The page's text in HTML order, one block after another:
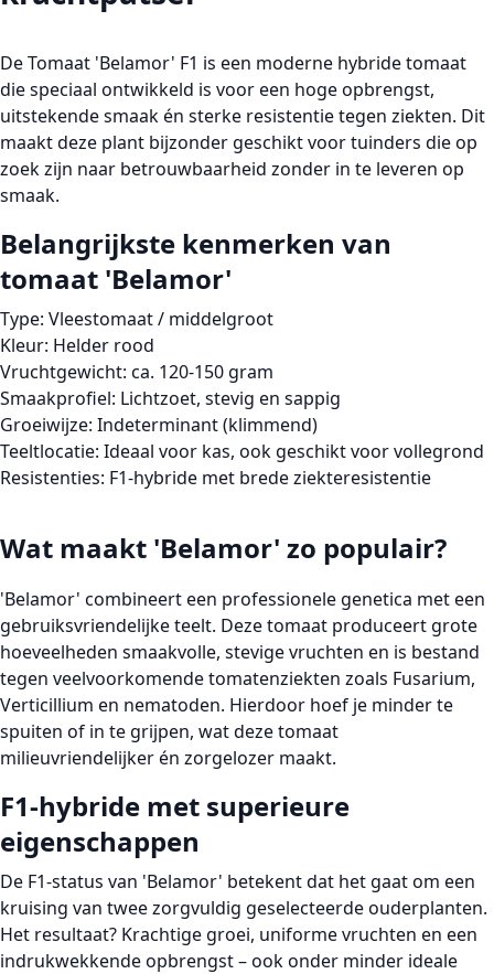
DeTomaat 'Belamor' F1 is een moderne hybride tomaat
die speciaal ontwikkeld is voor een hoge opbrengst,
uitstekende smaak én sterke resistentie tegen ziekten. Dit
maakt deze plant bijzonder geschikt voor tuinders die op
zoek zijn naar betrouwbaarheid zonder in te leveren op
smaak.
Belangrijkste kenmerken van
tomaat 'Belamor'
Type: Vleestomaat / middelgroot
Kleur: Helder rood
Vruchtgewicht: ca. 120-150 gram
Smaakprofiel: Lichtzoet, stevig en sappig
Groeiwijze: Indeterminant (klimmend)
Teeltlocatie: Ideaal voor kas, ook geschikt voor vollegrond
Resistenties: F1-hybride met brede ziekteresistentie
Wat maakt 'Belamor' zo populair?
'Belamor' combineert een professionele genetica met een
gebruiksvriendelijke teelt. Deze tomaat produceert grote
hoeveelheden smaakvolle, stevige vruchten en is bestand
tegen veelvoorkomende tomatenziekten zoals Fusarium,
Verticillium en nematoden. Hierdoor hoef je minder te
spuiten of in te grijpen, wat deze tomaat
milieuvriendelijker én zorgelozer maakt.
F1-hybride met superieure
eigenschappen
De F1-status van 'Belamor' betekent dat het gaat om een
kruising van twee zorgvuldig geselecteerde ouderplanten.
Het resultaat? Krachtige groei, uniforme vruchten en een
indrukwekkende opbrengst – ook onder minder ideale